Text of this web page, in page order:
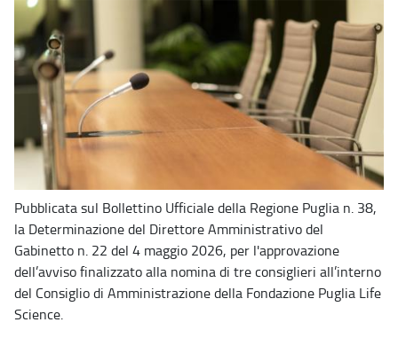
Pubblicata sul Bollettino Ufficiale della Regione Puglia n. 38,
la Determinazione del Direttore Amministrativo del
Gabinetto n. 22 del 4 maggio 2026, per l'approvazione
dell’avviso finalizzato alla nomina di tre consiglieri all’interno
del Consiglio di Amministrazione della Fondazione Puglia Life
Science.